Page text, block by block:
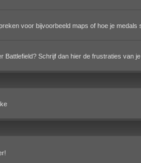
voor bijvoorbeeld maps of hoe je medals
Battlefield? Schrijf dan hier de frustraties van